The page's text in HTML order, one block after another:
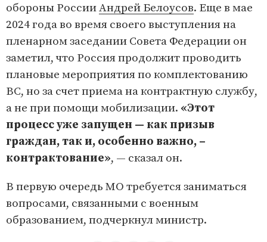
обороны РоссииАндрей Белоусов. Еще в мае
2024 года во время своего выступления на
пленарном заседании Совета Федерации он
заметил, что Россия продолжит проводить
плановые мероприятия по комплектованию
ВС, но за счет приема на контрактную службу,
а не при помощи мобилизации. «Этот
процесс уже запущен — как призыв
граждан, так и, особенно важно, –
контрактование», — сказал он.
В первую очередь МО требуется заниматься
вопросами, связанными с военным
образованием, подчеркнул министр.